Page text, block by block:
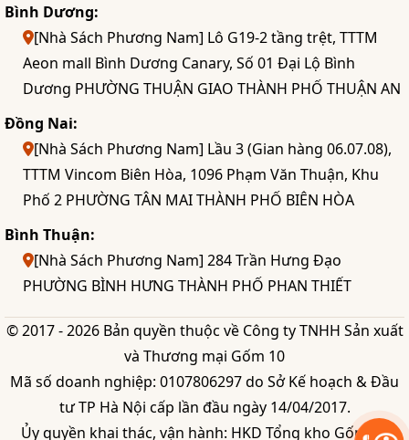
Bình Dương:
[Nhà Sách Phương Nam] Lô G19-2 tầng trệt, TTTM
Aeon mall Bình Dương Canary, Số 01 Đại Lộ Bình
Dương PHƯỜNG THUẬN GIAO THÀNH PHỐ THUẬN AN
Đồng Nai:
[Nhà Sách Phương Nam] Lầu 3 (Gian hàng 06.07.08),
TTTM Vincom Biên Hòa, 1096 Phạm Văn Thuận, Khu
Phố 2 PHƯỜNG TÂN MAI THÀNH PHỐ BIÊN HÒA
Bình Thuận:
[Nhà Sách Phương Nam] 284 Trần Hưng Đạo
PHƯỜNG BÌNH HƯNG THÀNH PHỐ PHAN THIẾT
© 2017 - 2026 Bản quyền thuộc về Công ty TNHH Sản xuất
và Thương mại Gốm 10
Mã số doanh nghiệp: 0107806297 do Sở Kế hoạch & Đầu
tư TP Hà Nội cấp lần đầu ngày 14/04/2017.
Ủy quyền khai thác, vận hành: HKD Tổng kho Gốm 10